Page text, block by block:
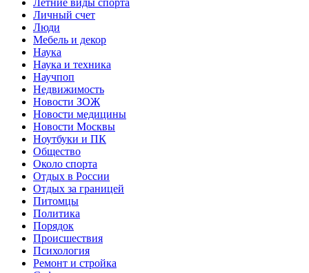
Личный счет
Люди
Мебель и декор
Наука
Наука и техника
Научпоп
Недвижимость
Новости ЗОЖ
Новости медицины
Новости Москвы
Ноутбуки и ПК
Общество
Около спорта
Отдых в России
Отдых за границей
Питомцы
Политика
Порядок
Происшествия
Психология
Ремонт и стройка